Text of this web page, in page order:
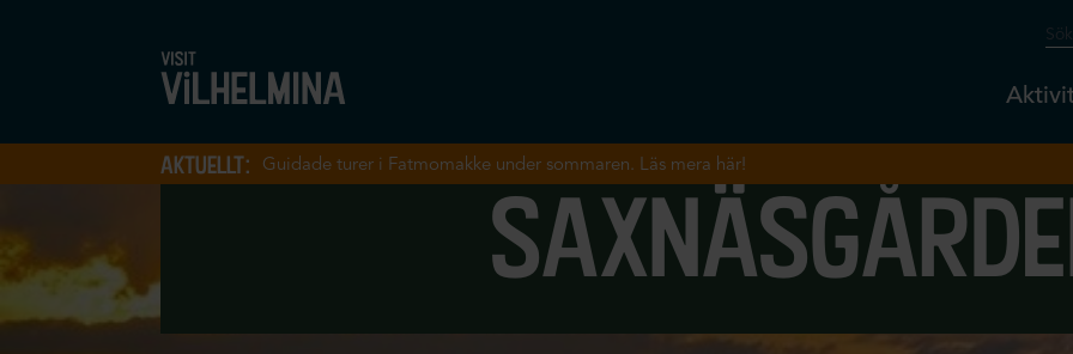
aktuellt: Guidade turer i Fatmomakke under sommaren. Läs mera här!